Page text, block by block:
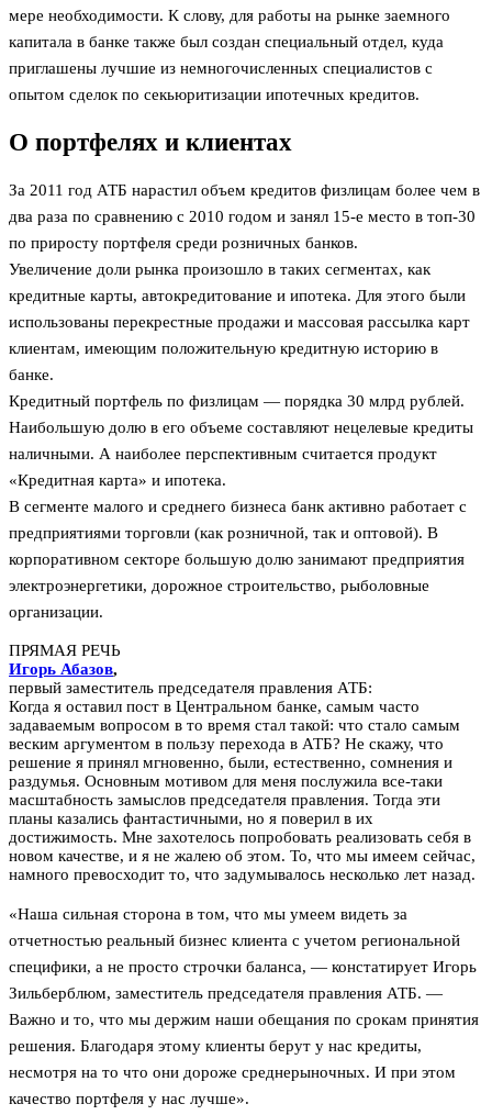
мере необходимости. К слову, для работы на рынке заемного
капитала в банке также был создан специальный отдел, куда
приглашены лучшие из немногочисленных специалистов с
опытом сделок по секьюритизации ипотечных кредитов.
О портфелях и клиентах
За 2011 год АТБ нарастил объем кредитов физлицам более чем в
два раза по сравнению с 2010 годом и занял 15-е место в топ-30
по приросту портфеля среди розничных банков.
Увеличение доли рынка произошло в таких сегментах, как
кредитные карты, автокредитование и ипотека. Для этого были
использованы перекрестные продажи и массовая рассылка карт
клиентам, имеющим положительную кредитную историю в
банке.
Кредитный портфель по физлицам — порядка 30 млрд рублей.
Наибольшую долю в его объеме составляют нецелевые кредиты
наличными. А наиболее перспективным считается продукт
«Кредитная карта» и ипотека.
В сегменте малого и среднего бизнеса банк активно работает с
предприятиями торговли (как розничной, так и оптовой). В
корпоративном секторе большую долю занимают предприятия
электроэнергетики, дорожное строительство, рыболовные
организации.
ПРЯМАЯ РЕЧЬ
Игорь Абазов,
первый заместитель председателя правления АТБ:
Когда я оставил пост в Центральном банке, самым часто
задаваемым вопросом в то время стал такой: что стало самым
веским аргументом в пользу перехода в АТБ? Не скажу, что
решение я принял мгновенно, были, естественно, сомнения и
раздумья. Основным мотивом для меня послужила все-таки
масштабность замыслов председателя правления. Тогда эти
планы казались фантастичными, но я поверил в их
достижимость. Мне захотелось попробовать реализовать себя в
новом качестве, и я не жалею об этом. То, что мы имеем сейчас,
намного превосходит то, что задумывалось несколько лет назад.
«Наша сильная сторона в том, что мы умеем видеть за
отчетностью реальный бизнес клиента с учетом региональной
специфики, а не просто строчки баланса, — констатирует Игорь
Зильберблюм, заместитель председателя правления АТБ. —
Важно и то, что мы держим наши обещания по срокам принятия
решения. Благодаря этому клиенты берут у нас кредиты,
несмотря на то что они дороже среднерыночных. И при этом
качество портфеля у нас лучше».